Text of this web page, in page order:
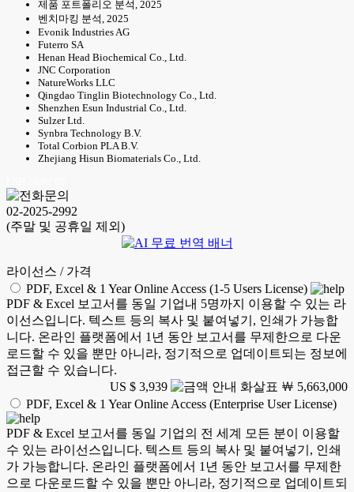
제품 포트폴리오 분석, 2025
벤치마킹 분석, 2025
Evonik Industries AG
Futerro SA
Henan Head Biochemical Co., Ltd.
JNC Corporation
NatureWorks LLC
Qingdao Tinglin Biotechnology Co., Ltd.
Shenzhen Esun Industrial Co., Ltd.
Sulzer Ltd.
Synbra Technology B.V.
Total Corbion PLA B.V.
Zhejiang Hisun Biomaterials Co., Ltd.
02-2025-2992
(주말 및 공휴일 제외)
라이선스 / 가격
PDF, Excel & 1 Year Online Access (1-5 Users License)
PDF & Excel 보고서를 동일 기업내 5명까지 이용할 수 있는 라
이선스입니다. 텍스트 등의 복사 및 붙여넣기, 인쇄가 가능합
니다. 온라인 플랫폼에서 1년 동안 보고서를 무제한으로 다운
로드할 수 있을 뿐만 아니라, 정기적으로 업데이트되는 정보에
접근할 수 있습니다.
US $ 3,939
￦ 5,663,000
PDF, Excel & 1 Year Online Access (Enterprise User License)
PDF & Excel 보고서를 동일 기업의 전 세계 모든 분이 이용할
수 있는 라이선스입니다. 텍스트 등의 복사 및 붙여넣기, 인쇄
가 가능합니다. 온라인 플랫폼에서 1년 동안 보고서를 무제한
으로 다운로드할 수 있을 뿐만 아니라, 정기적으로 업데이트되